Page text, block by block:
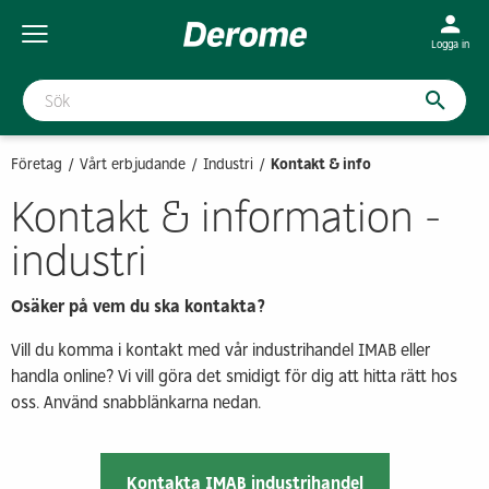
Logga in
Företag Vårt erbjudande Industri Kontakt & info
Kontakt & information -
industri
Osäker på vem du ska kontakta?
Vill du komma i kontakt med vår industrihandel IMAB eller
handla online? Vi vill göra det smidigt för dig att hitta rätt hos
oss. Använd snabblänkarna nedan.
Kontakta IMAB industrihandel